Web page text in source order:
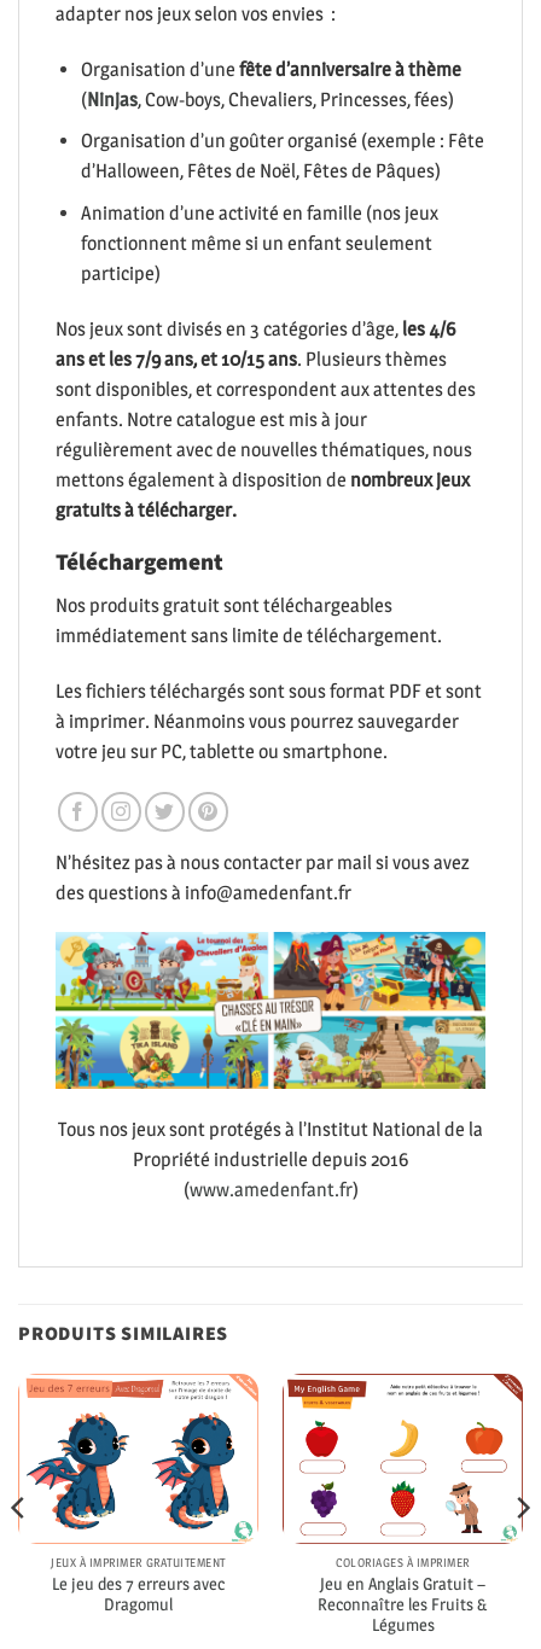
adapter nos jeux selon vos envies :
Organisation d’une fête d’anniversaire à thème
(Ninjas, Cow-boys, Chevaliers, Princesses, fées)
Organisation d’un goûter organisé (exemple : Fête
d’Halloween, Fêtes de Noël, Fêtes de Pâques)
Animation d’une activité en famille (nos jeux
fonctionnent même si un enfant seulement
participe)
Nos jeux sont divisés en 3 catégories d’âge, les 4/6
ans et les 7/9 ans, et 10/15 ans. Plusieurs thèmes
sont disponibles, et correspondent aux attentes des
enfants. Notre catalogue est mis à jour
régulièrement avec de nouvelles thématiques, nous
mettons également à disposition de nombreux jeux
gratuits à télécharger.
Téléchargement
Nos produits gratuit sont téléchargeables
immédiatement sans limite de téléchargement.
Les fichiers téléchargés sont sous format PDF et sont
à imprimer. Néanmoins vous pourrez sauvegarder
votre jeu sur PC, tablette ou smartphone.
N’hésitez pas à nous contacter par mail si vous avez
des questions à info@amedenfant.fr
Tous nos jeux sont protégés à l’Institut National de la
Propriété industrielle depuis 2016
(www.amedenfant.fr)
PRODUITS SIMILAIRES
JEUX À IMPRIMER GRATUITEMENT
Le jeu des 7 erreurs avec
Dragomul
COLORIAGES À IMPRIMER
Jeu en Anglais Gratuit –
Reconnaître les Fruits &
Légumes